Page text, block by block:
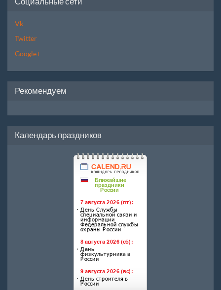
Vk
Twitter
Google+
Рекомендуем
Календарь праздников